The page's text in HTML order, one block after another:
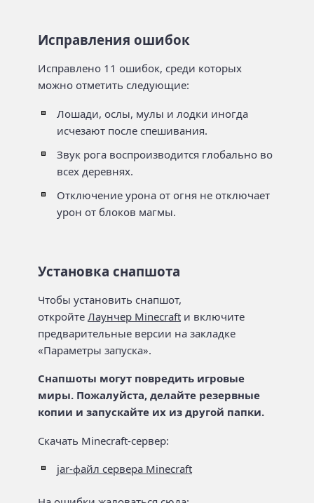
Исправления ошибок
Исправлено 11 ошибок, среди которых
можно отметить следующие:
Лошади, ослы, мулы и лодки иногда
исчезают после спешивания.
Звук рога воспроизводится глобально во
всех деревнях.
Отключение урона от огня не отключает
урон от блоков магмы.
Установка снапшота
Чтобы установить снапшот,
откройте Лаунчер Minecraft и включите
предварительные версии на закладке
«Параметры запуска».
Снапшоты могут повредить игровые
миры. Пожалуйста, делайте резервные
копии и запускайте их из другой папки.
Скачать Minecraft-сервер:
jar-файл сервера Minecraft